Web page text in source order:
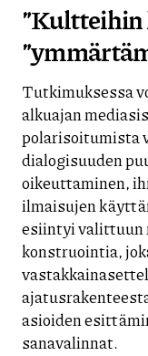
”Kultteihin
Tutkimuksessa
alkuajan
polarisoitumista
dialogisuuden
oikeuttaminen,
ilmaisujen
esiintyi valittuun
konstruointia,
asioiden
sanavalinnat.